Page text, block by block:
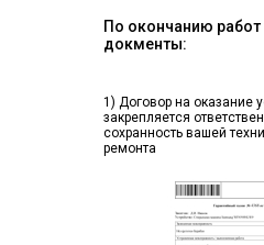
По окончанию работ
докменты:
1) Договор на оказание
закрепляется
сохранность вашей
ремонта